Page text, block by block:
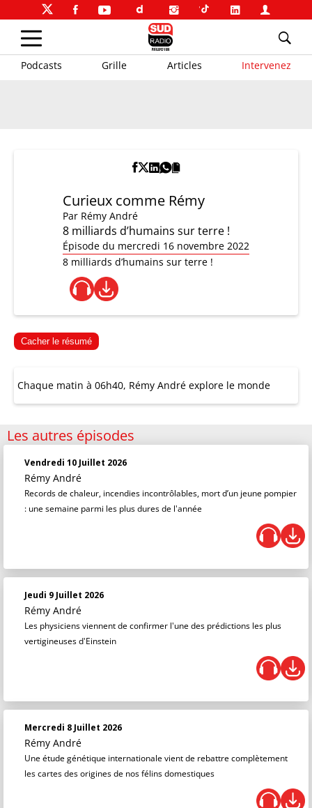
Podcasts Grille Articles Intervenez
Curieux comme Rémy
Par Rémy André
8 milliards d’humains sur terre !
Épisode du mercredi 16 novembre 2022
8 milliards d’humains sur terre !
Cacher le résumé
Chaque matin à 06h40, Rémy André explore le monde
Les autres épisodes
Vendredi 10 Juillet 2026
Rémy André
Records de chaleur, incendies incontrôlables, mort d’un jeune pompier
: une semaine parmi les plus dures de l'année
Jeudi 9 Juillet 2026
Rémy André
Les physiciens viennent de confirmer l'une des prédictions les plus
vertigineuses d'Einstein
Mercredi 8 Juillet 2026
Rémy André
Une étude génétique internationale vient de rebattre complètement
les cartes des origines de nos félins domestiques